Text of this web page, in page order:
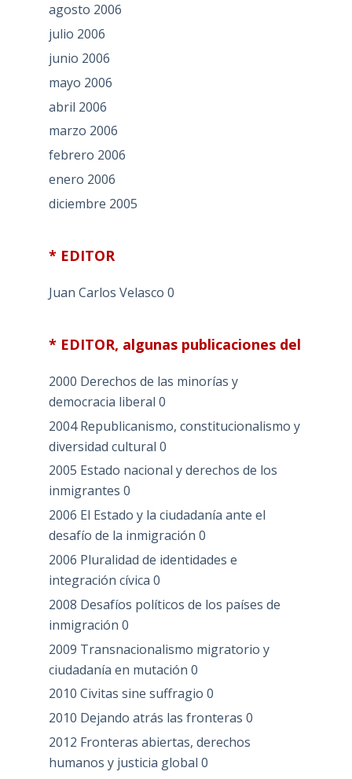
agosto 2006
julio 2006
junio 2006
mayo 2006
abril 2006
marzo 2006
febrero 2006
enero 2006
diciembre 2005
* EDITOR
Juan Carlos Velasco 0
* EDITOR, algunas publicaciones del
2000 Derechos de las minorías y
democracia liberal 0
2004 Republicanismo, constitucionalismo y
diversidad cultural 0
2005 Estado nacional y derechos de los
inmigrantes 0
2006 El Estado y la ciudadanía ante el
desafío de la inmigración 0
2006 Pluralidad de identidades e
integración cívica 0
2008 Desafíos políticos de los países de
inmigración 0
2009 Transnacionalismo migratorio y
ciudadanía en mutación 0
2010 Civitas sine suffragio 0
2010 Dejando atrás las fronteras 0
2012 Fronteras abiertas, derechos
humanos y justicia global 0